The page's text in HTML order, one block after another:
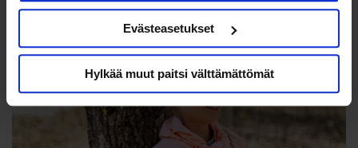
Evästeasetukset
Hylkää muut paitsi välttämättömät